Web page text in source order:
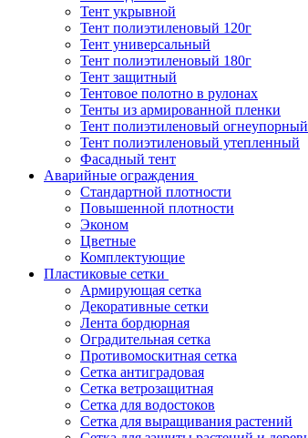
Тент укрывной
Тент полиэтиленовый 120г
Тент универсальный
Тент полиэтиленовый 180г
Тент защитный
Тентовое полотно в рулонах
Тенты из армированной пленки
Тент полиэтиленовый огнеупорный
Тент полиэтиленовый утепленный
Фасадный тент
Аварийные ограждения
Стандартной плотности
Повышенной плотности
Эконом
Цветные
Комплектующие
Пластиковые сетки
Армирующая сетка
Декоративные сетки
Лента бордюрная
Оградительная сетка
Противомоскитная сетка
Сетка антиградовая
Сетка ветрозащитная
Сетка для водостоков
Сетка для выращивания растений